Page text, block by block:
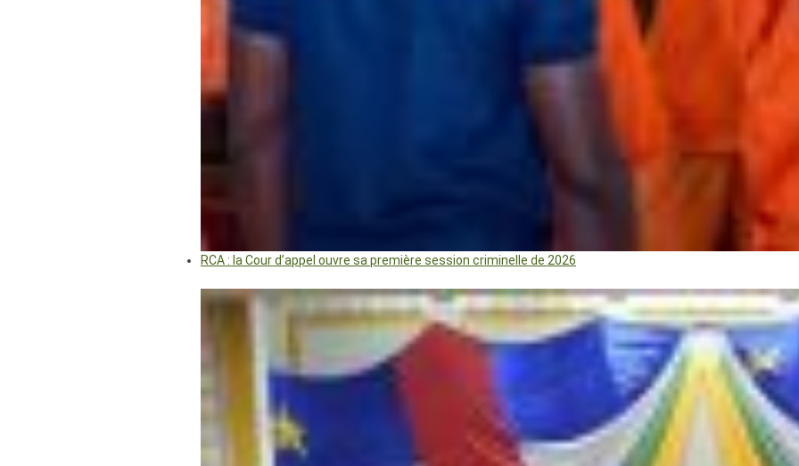
RCA : la Cour d’appel ouvre sa première session criminelle de 2026